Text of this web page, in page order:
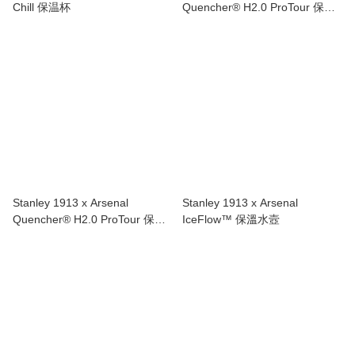
Chill 保温杯
Quencher® H2.0 ProTour 保温
Stanley 1913 x Arsenal
Quencher® H2.0 ProTour 保温
Stanley 1913 x Arsenal
IceFlow™ 保溫水壼